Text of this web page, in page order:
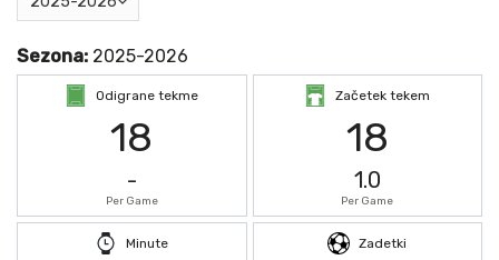
Sezona: 2025-2026
Odigrane tekme
18
-
Per Game
Začetek tekem
18
1.0
Per Game
Minute Zadetki